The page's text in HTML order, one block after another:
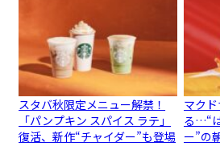
スタバ秋限定メニュー解禁！
「パンプキン スパイス ラテ」
復活、新作“チャイダー”も登場
マク
る…“
ー”の